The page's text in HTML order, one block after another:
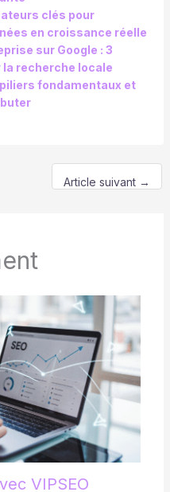
clés pour
en croissance réelle
sur Google : 3
recherche locale
piliers fondamentaux et
Article suivant →
VIPSEO